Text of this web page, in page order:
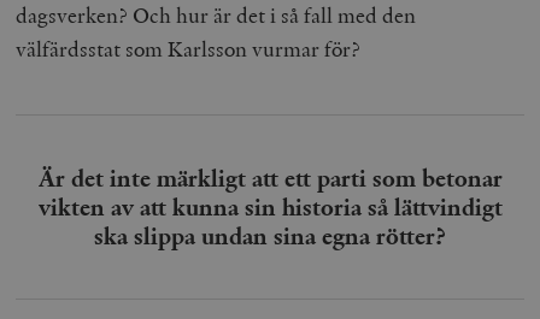
dagsverken? Och hur är det i så fall med den
välfärdsstat som Karlsson vurmar för?
Är det inte märkligt att ett parti som betonar
vikten av att kunna sin historia så lättvindigt
ska slippa undan sina egna rötter?